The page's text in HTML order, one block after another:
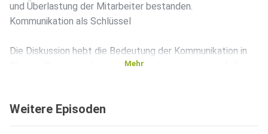
und Überlastung der Mitarbeiter bestanden.
Kommunikation als Schlüssel
Die Diskussion hebt die Bedeutung der Kommunikation in
Change-Prozessen hervor. Mitarbeiter müssen von Anfang
Bedenken zu
Mehr
Weitere Episoden